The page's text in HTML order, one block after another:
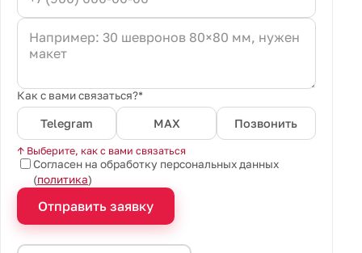
Как с вами связаться?*
Telegram MAX Позвонить
↑ Выберите, как с вами связаться
Согласен на обработку персональных данных
(политика)
Отправить заявку